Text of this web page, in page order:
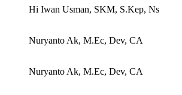
Hi Iwan Usman, SKM, S.Kep, Ns
Nuryanto Ak, M.Ec, Dev, CA
Nuryanto Ak, M.Ec, Dev, CA